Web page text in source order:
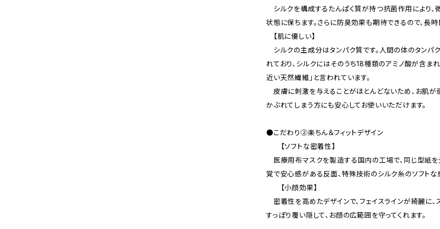
シルクを構成するたんぱく質が持つ抗菌作用により、
状態に保ちます。さらに防臭効果も期待できるので、長
【肌に優しい】
シルクの主成分はタンパク質です。人間の体のタンパ
れており、シルクにはそのうち18種類のアミノ酸が含ま
近い天然繊維」と言われています。
皮膚に刺激を与えることがほとんどないため、お肌が
かぶれてしまう方にも安心してお使いいただけます。
●こだわり②楽ちん＆フィットデザイン
【ソフトな密着性】
医療用布マスクを製造する国内の工場で、同じ型紙を
覚で安心感がある反面、特殊技術のシルク糸のソフトな
【小顔効果】
密着性を高めたデザインで、フェイスラインが綺麗に
すっぽり覆い隠して、お顔の広範囲を守ってくれます。